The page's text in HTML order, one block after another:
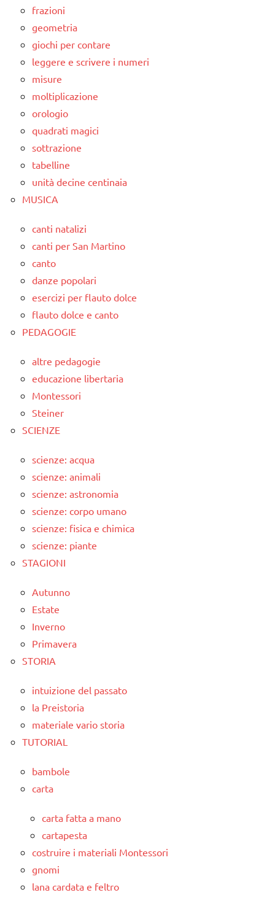
frazioni
geometria
giochi per contare
leggere e scrivere i numeri
misure
moltiplicazione
orologio
quadrati magici
sottrazione
tabelline
unità decine centinaia
MUSICA
canti natalizi
canti per San Martino
canto
danze popolari
esercizi per flauto dolce
flauto dolce e canto
PEDAGOGIE
altre pedagogie
educazione libertaria
Montessori
Steiner
SCIENZE
scienze: acqua
scienze: animali
scienze: astronomia
scienze: corpo umano
scienze: fisica e chimica
scienze: piante
STAGIONI
Autunno
Estate
Inverno
Primavera
STORIA
intuizione del passato
la Preistoria
materiale vario storia
TUTORIAL
bambole
carta
carta fatta a mano
cartapesta
costruire i materiali Montessori
gnomi
lana cardata e feltro